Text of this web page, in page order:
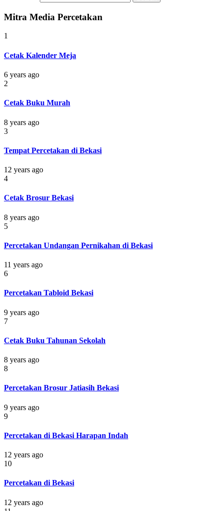
Mitra Media Percetakan
1
Cetak Kalender Meja
6 years ago
2
Cetak Buku Murah
8 years ago
3
Tempat Percetakan di Bekasi
12 years ago
4
Cetak Brosur Bekasi
8 years ago
5
Percetakan Undangan Pernikahan di Bekasi
11 years ago
6
Percetakan Tabloid Bekasi
9 years ago
7
Cetak Buku Tahunan Sekolah
8 years ago
8
Percetakan Brosur Jatiasih Bekasi
9 years ago
9
Percetakan di Bekasi Harapan Indah
12 years ago
10
Percetakan di Bekasi
12 years ago